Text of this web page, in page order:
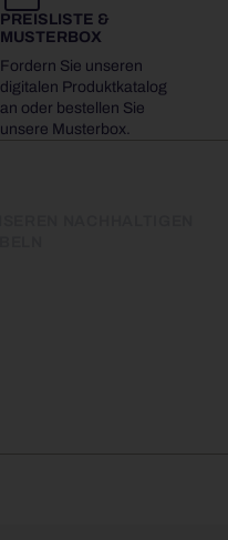
PREISLISTE &
MUSTERBOX
Fordern Sie unseren
digitalen Produktkatalog
an oder bestellen Sie
unsere Musterbox.